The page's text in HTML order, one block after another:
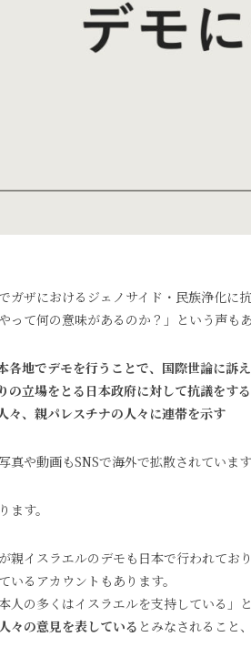
ガザにおけるジェノサイド・民族浄化に
って何の意味があるのか？」という声もあ
各地でデモを行うことで、国際世論に訴
の立場をとる日本政府に対して抗議をする
々、親パレスチナの人々に連帯を示す
真や動画もSNSで海外で拡散されています
ます。
親イスラエルのデモも日本で行われてお
いるアカウントもあります。
人の多くはイスラエルを支持している」
々の意見を表している とみなされること